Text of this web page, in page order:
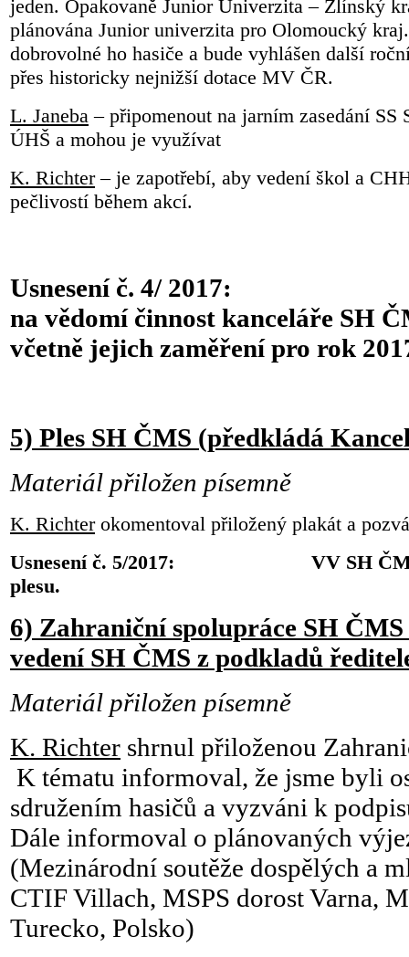
jeden. Opakovaně Junior Univerzita – Zlínský
plánována Junior univerzita pro Olomoucký
dobrovolné ho hasiče a bude vyhlášen další
přes historicky nejnižší dotace MV ČR.
L. Janeba – připomenout na jarním zasedání SS
ÚHŠ a mohou je využívat
K. Richter– je zapotřebí, aby vedení škol a
pečlivostí během akcí.
Usnesení č. 4/ 2017:
na vědomí činnost kanceláře SH
včetně jejich zaměření pro rok
5) Ples SH ČMS (předkládá
Materiál přiložen písemně
K. Richterokomentoval přiložený plakát a
Usnesení č. 5/2017: VV SH ČMS
plesu.
6) Zahraniční spolupráce SH
vedení SH ČMS z podkladů
Materiál přiložen písemně
K. Richter shrnul přiloženou
K tématu informoval, že jsme byli
sdružením hasičů a vyzváni k
Dále informoval o plánovaných
(Mezinárodní soutěže dospělých a
CTIF Villach, MSPS dorost Varna,
Turecko, Polsko)